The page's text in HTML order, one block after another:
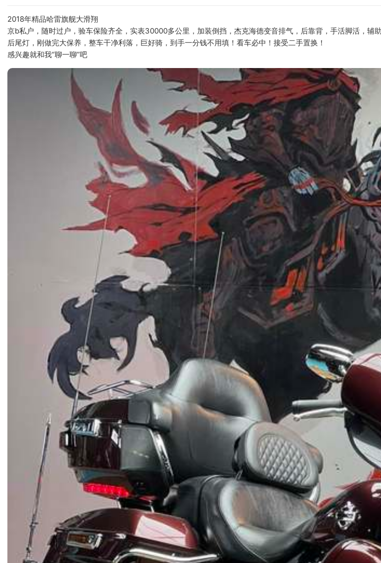
2018年精品哈雷旗舰大滑翔
京b私户，随时过户，验车保险齐全，实表30000多公里，加装倒挡，杰克海德变音排气，后靠背，手活脚活，辅
后尾灯，刚做完大保养，整车干净利落，巨好骑，到手一分钱不用填！看车必中！接受二手置换！
感兴趣就和我“聊一聊”吧